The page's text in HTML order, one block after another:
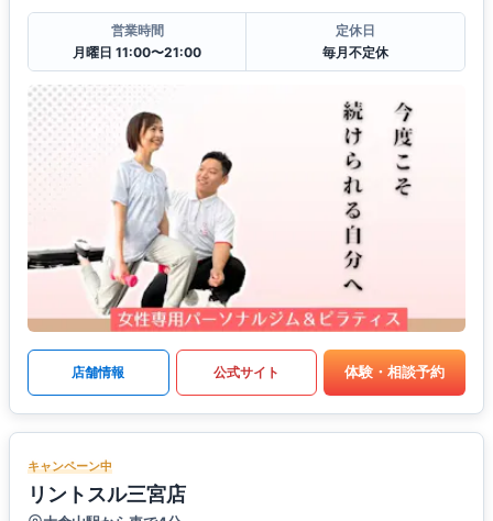
営業時間
月曜日 11:00〜21:00
定休日
毎月不定休
店舗情報 公式サイト 体験・相談予約
キャンペーン中
リントスル三宮店